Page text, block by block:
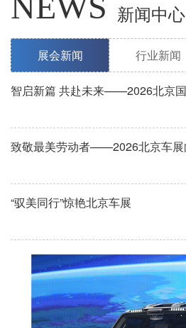
新闻中心
展会新闻 行业新闻
“驭美同行”惊艳北京车展